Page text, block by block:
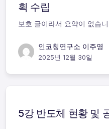
획 수립
보호 글이라서 요약이 없습
인코칭연구소 이주영
2025년 12월 30일
5강 반도체 현황 및